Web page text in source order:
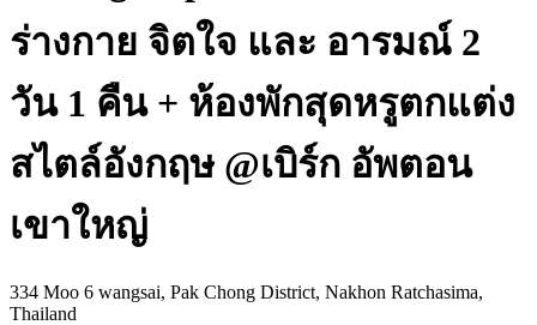
ร่างกาย จิตใจ และ อารมณ์ 2
วัน 1 คืน + ห้องพักสุดหรูตกแต่ง
สไตล์อังกฤษ @เบิร์ก อัพตอน
เขาใหญ่
334 Moo 6 wangsai, Pak Chong District, Nakhon Ratchasima,
Thailand